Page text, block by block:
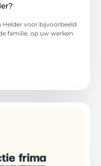
Helder voor bijvoorbeeld
familie, op uw werken